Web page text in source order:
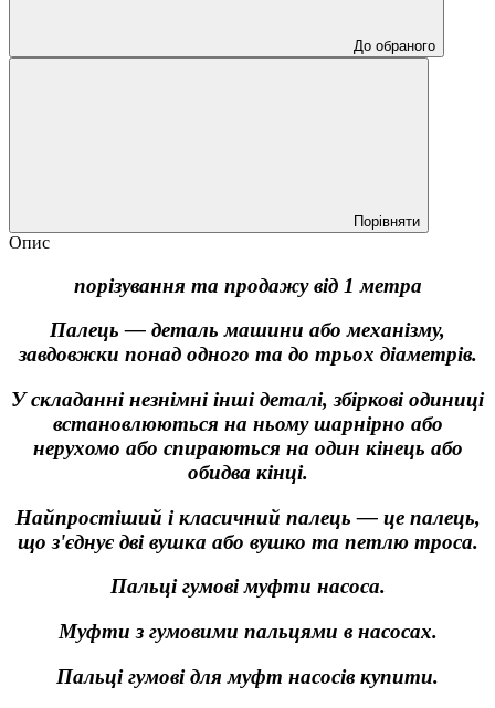
До обраного
Порівняти
Опис
порізування та продажу від 1 метра
Палець — деталь машини або механізму,
завдовжки понад одного та до трьох діаметрів.
У складанні незнімні інші деталі, збіркові одиниці
встановлюються на ньому шарнірно або
нерухомо або спираються на один кінець або
обидва кінці.
Найпростіший і класичний палець — це палець,
що з'єднує дві вушка або вушко та петлю троса.
Пальці гумові муфти насоса.
Муфти з гумовими пальцями в насосах.
Пальці гумові для муфт насосів купити.